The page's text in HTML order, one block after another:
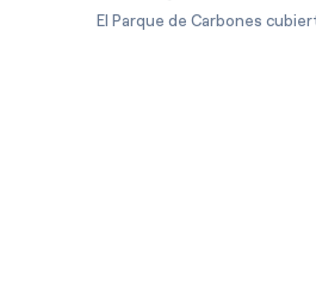
El Parque de Carbones